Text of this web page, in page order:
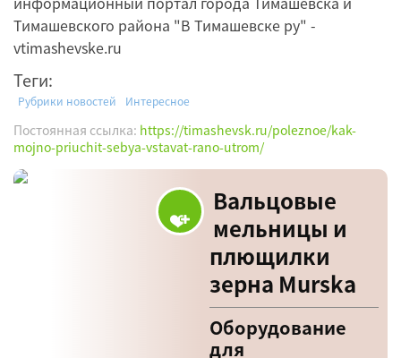
Тимашевского района "В Тимашевске ру" -
vtimashevske.ru
Теги:
Рубрики новостей Интересное
Постоянная ссылка: https://timashevsk.ru/poleznoe/kak-
mojno-priuchit-sebya-vstavat-rano-utrom/
Вальцовые
мельницы и
плющилки
зерна Murska
Оборудование
для